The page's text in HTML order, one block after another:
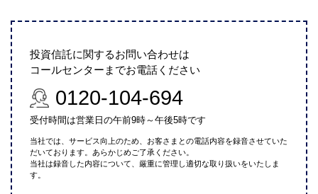
投資信託に関するお問い合わせは
コールセンターまでお電話ください
0120-104-694
受付時間は営業日の午前9時～午後5時です
当社では、サービス向上のため、お客さまとの電話内容を録音させていた
だいております。あらかじめご了承ください。
当社は録音した内容について、厳重に管理し適切な取り扱いをいたしま
す。